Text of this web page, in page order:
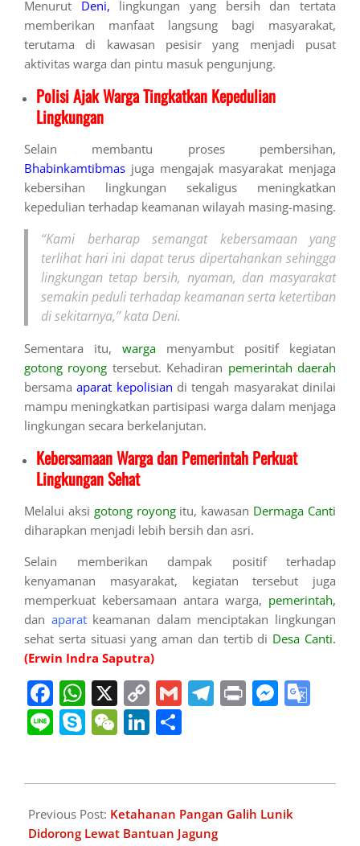
Menurut Deni, lingkungan yang bersih dan tertata
memberikan manfaat langsung bagi masyarakat,
terutama di kawasan pesisir yang menjadi pusat
aktivitas warga dan pintu masuk pengunjung.
Polisi Ajak Warga Tingkatkan Kepedulian
Lingkungan
Selain membantu proses pembersihan,
Bhabinkamtibmas juga mengajak masyarakat menjaga
kebersihan lingkungan sekaligus meningkatkan
kepedulian terhadap keamanan wilayah masing-masing.
“Kami berharap semangat kebersamaan yang
terlihat hari ini dapat terus dipertahankan sehingga
lingkungan tetap bersih, nyaman, dan masyarakat
semakin peduli terhadap keamanan serta ketertiban
di sekitarnya,” kata Deni.
Sementara itu, warga menyambut positif kegiatan
gotong royong tersebut. Kehadiran pemerintah daerah
bersamaaparat kepolisian di tengah masyarakat dinilai
mampu meningkatkan partisipasi warga dalam menjaga
lingkungan secara berkelanjutan.
Kebersamaan Warga dan Pemerintah Perkuat
Lingkungan Sehat
Melalui aksi gotong royongitu, kawasan Dermaga Canti
diharapkan menjadi lebih bersih dan asri.
Selain memberikan dampak positif terhadap
kenyamanan masyarakat, kegiatan tersebut juga
memperkuat kebersamaan antara warga, pemerintah,
dan aparatkeamanan dalam menciptakan lingkungan
sehat serta situasi yang aman dan tertib di Desa Canti.
(Erwin Indra Saputra)
Facebook
WhatsApp
X Copy
Link
GmailTelegram
Print
LineSkypeWeChat
LinkedIn
06-
05
Previous Post: Ketahanan Pangan Galih Lunik
Didorong Lewat Bantuan Jagung